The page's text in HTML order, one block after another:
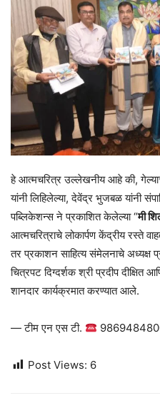
हे आत्मचरित्र उल्लेखनीय आहे की, गेल्याच
यांनी लिहिलेल्या, देवेंद्र भुजबळ यांनी
पब्लिकेशन्स ने प्रकाशित केलेल्या “मी
आत्मचरित्राचे लोकार्पण केंद्रीय रस्ते
तर प्रकाशन साहित्य संमेलनाचे अध्यक्ष
चित्रपट दिग्दर्शक श्री प्रदीप दीक्षित
शानदार कार्यक्रमात करण्यात आले.
— टीम एन एस टी.
Post Views: 6